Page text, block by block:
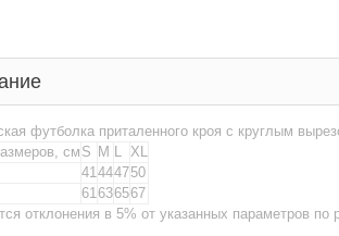
футболка приталенного кроя с круглым
см S M L XL
41444750
61636567
отклонения в 5% от указанных параметров по